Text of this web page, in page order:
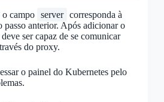
o campo server corresponda à
passo anterior. Após adicionar o
ser capaz de se comunicar
do proxy.
o painel do Kubernetes pelo